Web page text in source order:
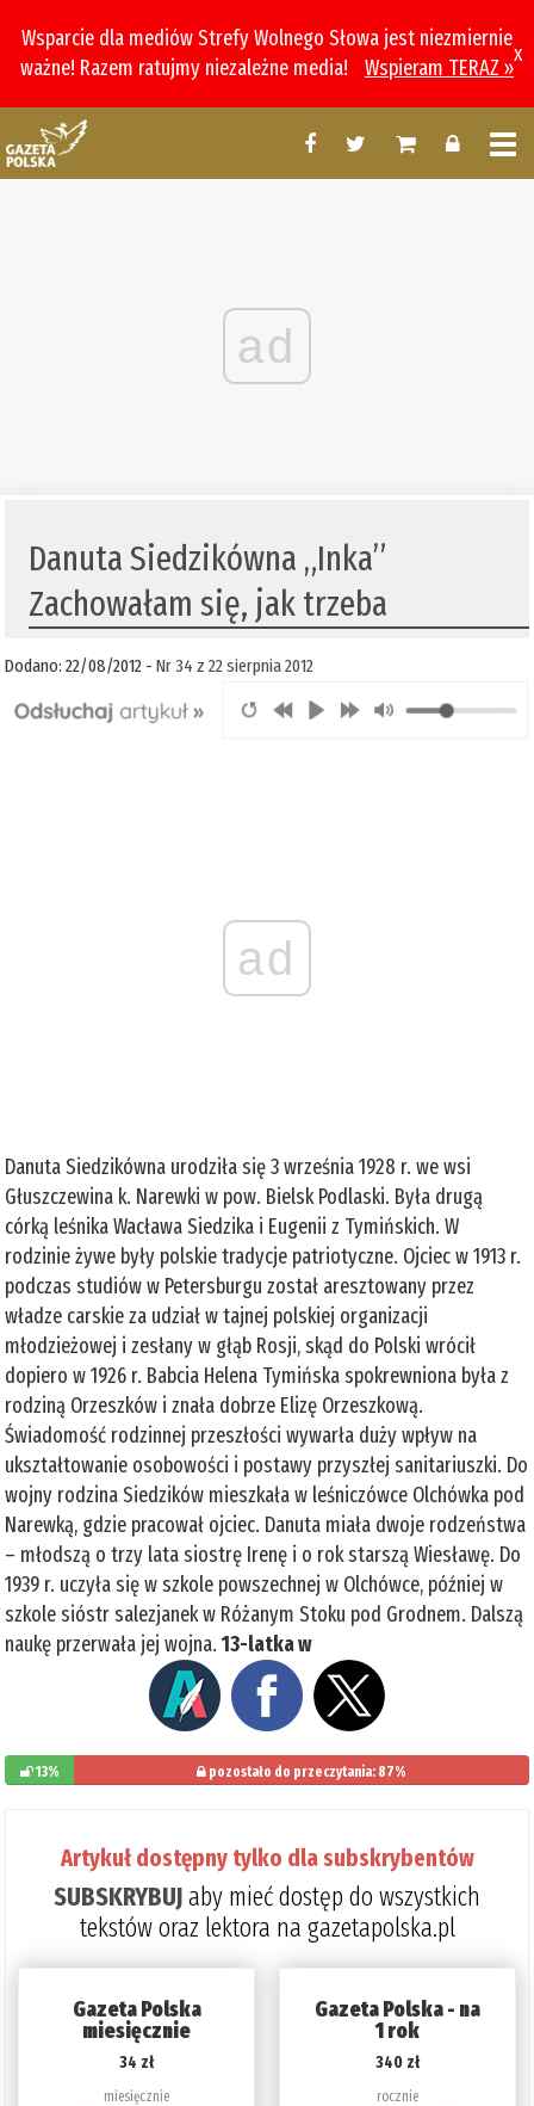
Wsparcie dla mediów Strefy Wolnego Słowa jest niezmiernie
ważne! Razem ratujmy niezależne media!
Wspieram TERAZ »
x
ad
Danuta Siedzikówna „Inka”
Zachowałam się, jak trzeba
Dodano: 22/08/2012 -Nr 34 z 22 sierpnia 2012
ad
Danuta Siedzikówna urodziła się 3 września 1928 r. we wsi
Głuszczewina k. Narewki w pow. Bielsk Podlaski. Była drugą
córką leśnika Wacława Siedzika i Eugenii z Tymińskich. W
rodzinie żywe były polskie tradycje patriotyczne. Ojciec w 1913 r.
podczas studiów w Petersburgu został aresztowany przez
władze carskie za udział w tajnej polskiej organizacji
młodzieżowej i zesłany w głąb Rosji, skąd do Polski wrócił
dopiero w 1926 r. Babcia Helena Tymińska spokrewniona była z
rodziną Orzeszków i znała dobrze Elizę Orzeszkową.
Świadomość rodzinnej przeszłości wywarła duży wpływ na
ukształtowanie osobowości i postawy przyszłej sanitariuszki. Do
wojny rodzina Siedzików mieszkała w leśniczówce Olchówka pod
Narewką, gdzie pracował ojciec. Danuta miała dwoje rodzeństwa
– młodszą o trzy lata siostrę Irenę i o rok starszą Wiesławę. Do
1939 r. uczyła się w szkole powszechnej w Olchówce, później w
szkole sióstr salezjanek w Różanym Stoku pod Grodnem. Dalszą
naukę przerwała jej wojna.13-latka w
13% pozostało do przeczytania: 87%
Artykuł dostępny tylko dla subskrybentów
SUBSKRYBUJaby mieć dostęp do wszystkich
tekstów oraz lektora na gazetapolska.pl
Gazeta Polska
miesięcznie
34 zł
miesięcznie
Gazeta Polska - na
1 rok
340 zł
rocznie